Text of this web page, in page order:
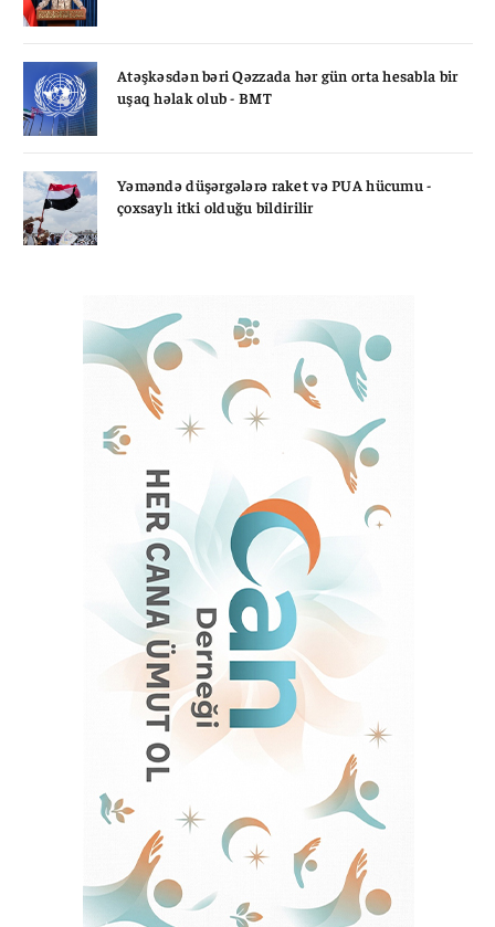
Atəşkəsdən bəri Qəzzada hər gün orta hesabla bir
uşaq həlak olub - BMT
Yəməndə düşərgələrə raket və PUA hücumu -
çoxsaylı itki olduğu bildirilir